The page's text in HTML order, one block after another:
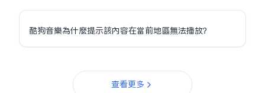
酷狗音樂為什麼提示該內容在當前地區無法播放？
查看更多